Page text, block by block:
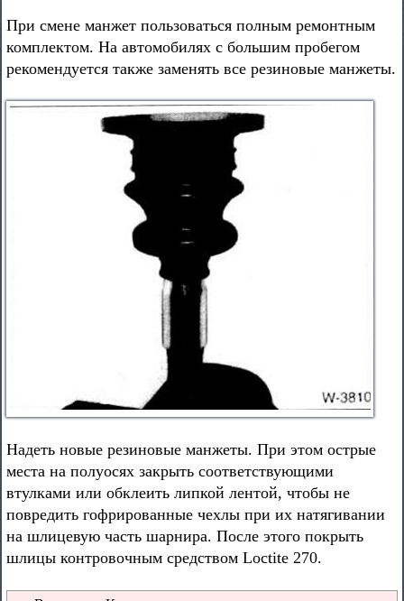
При смене манжет пользоваться полным ремонтным
комплектом. На автомобилях с большим пробегом
рекомендуется также заменять все резиновые манжеты.
Надеть новые резиновые манжеты. При этом острые
места на полуосях закрыть соответствующими
втулками или обклеить липкой лентой, чтобы не
повредить гофрированные чехлы при их натягивании
на шлицевую часть шарнира. После этого покрыть
шлицы контровочным средством Loctite 270.